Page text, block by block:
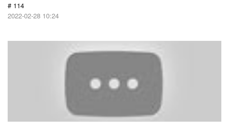
# 114
2022-02-28 10:24